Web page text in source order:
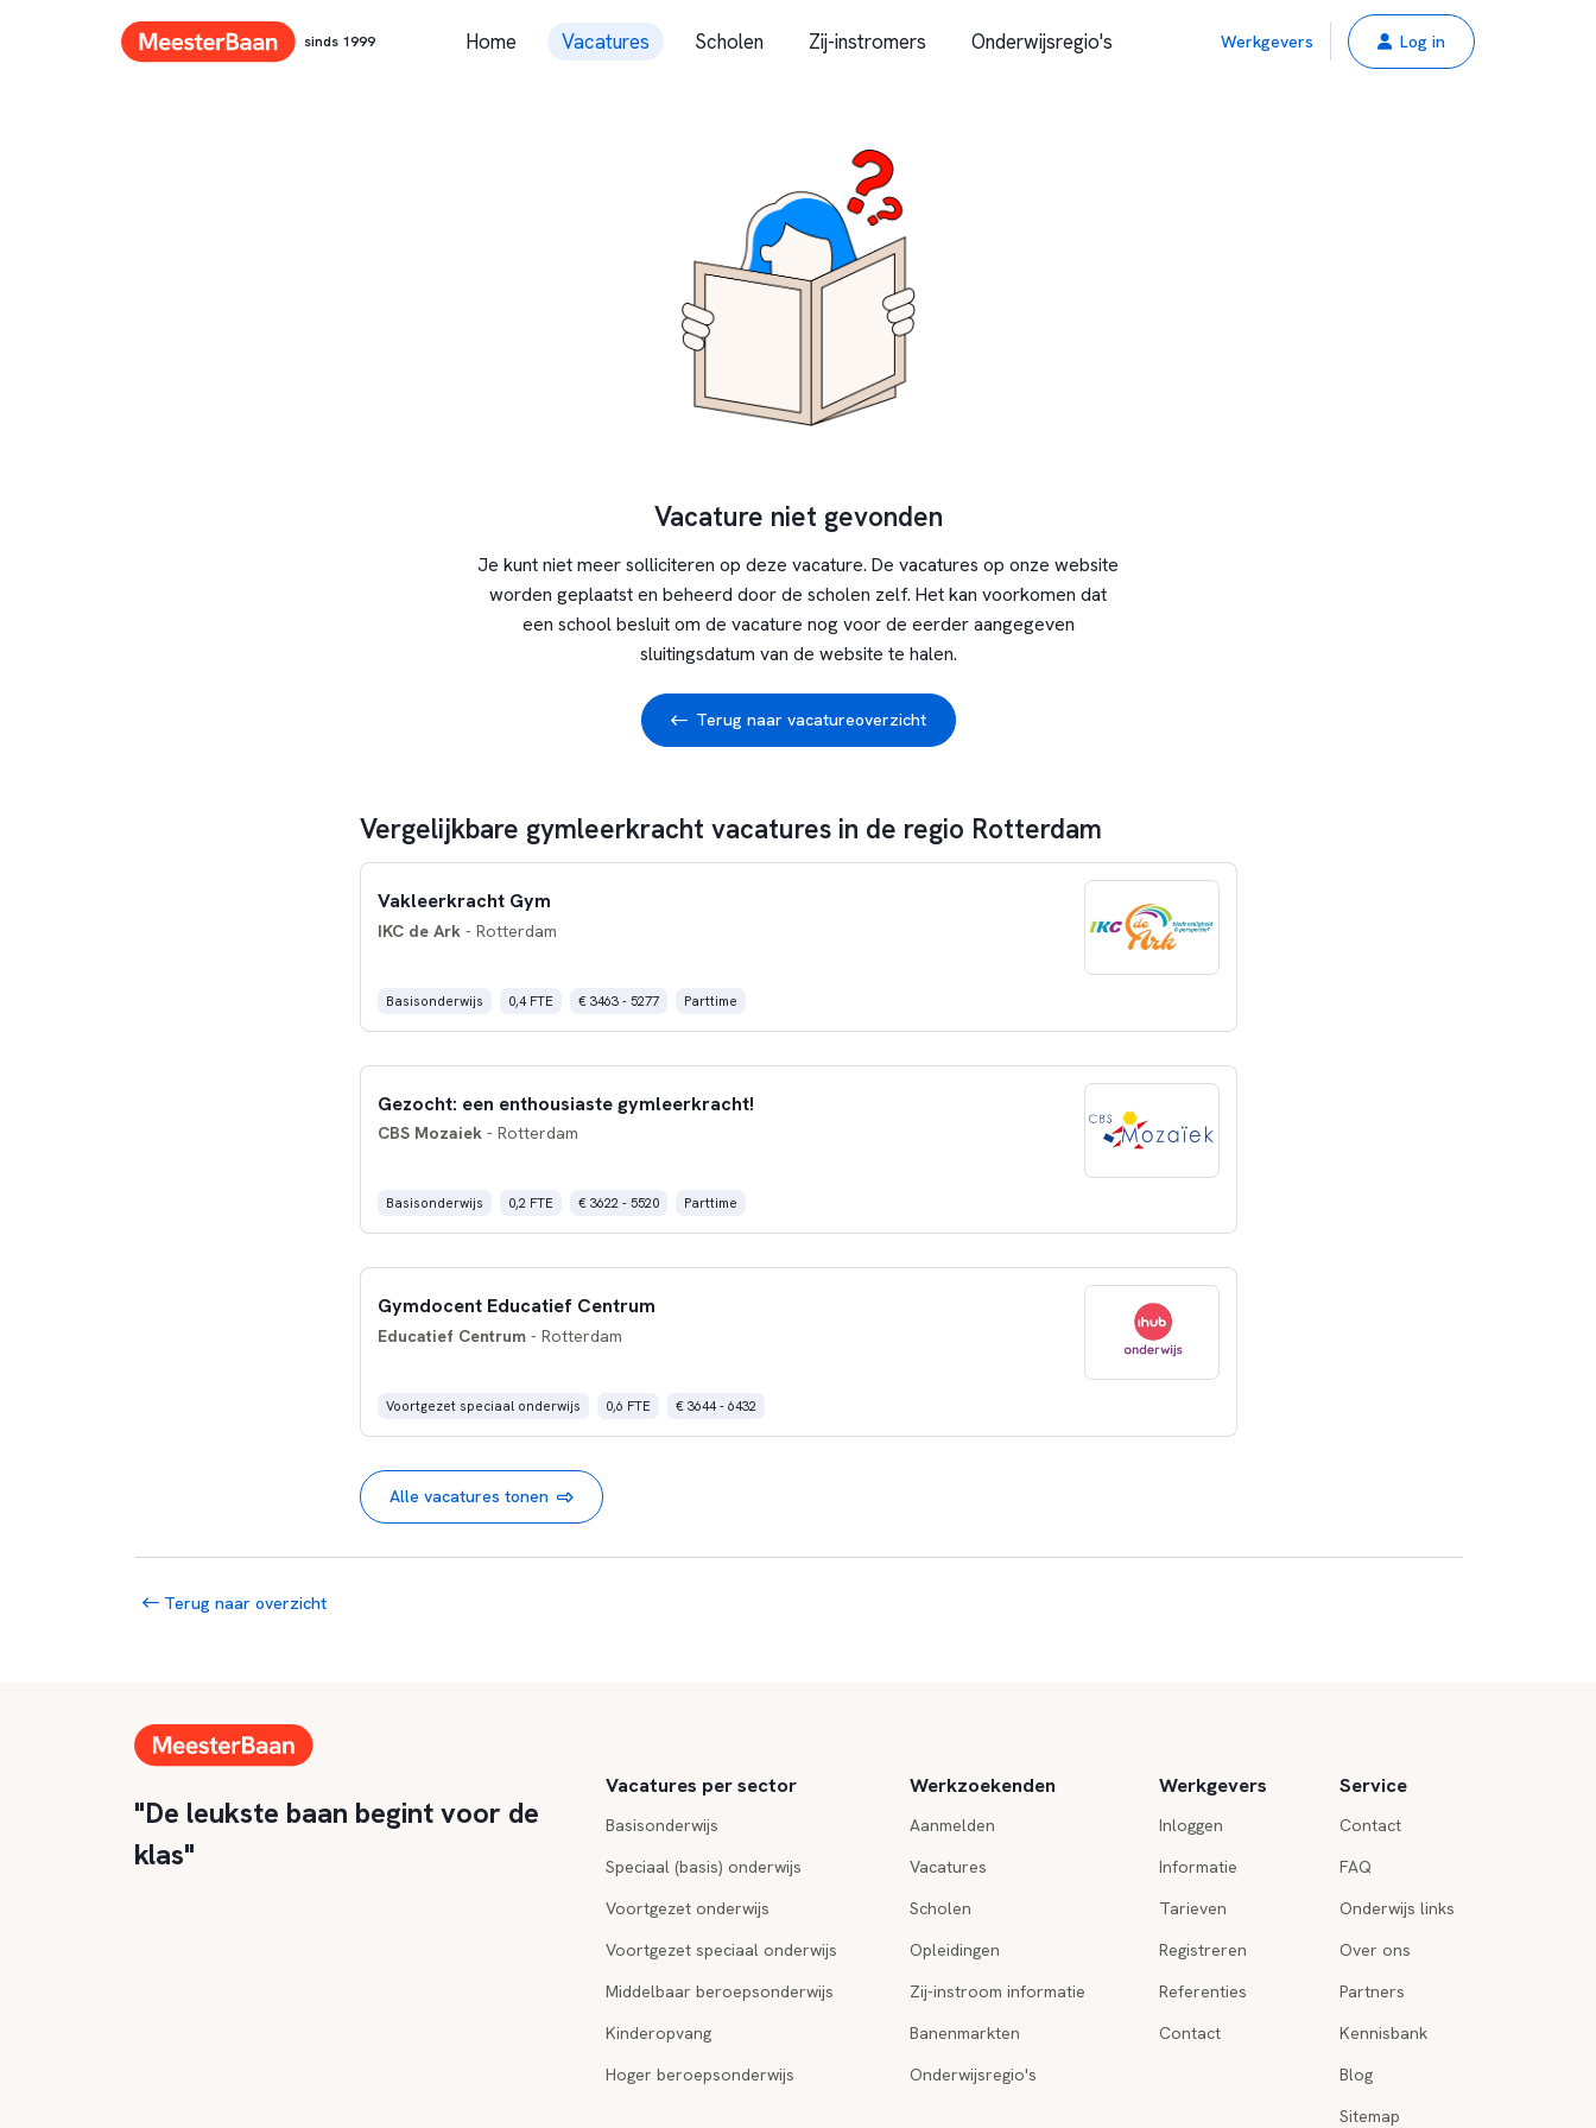
sinds 1999 Home Vacatures Scholen Zij-instromers Onderwijsregio's Werkgevers Log in
Vacature niet gevonden
Je kunt niet meer solliciteren op deze vacature. De vacatures op onze website
worden geplaatst en beheerd door de scholen zelf. Het kan voorkomen dat
een school besluit om de vacature nog voor de eerder aangegeven
sluitingsdatum van de website te halen.
Terug naar vacatureoverzicht
Vergelijkbare gymleerkracht vacatures in de regio Rotterdam
Vakleerkracht Gym
IKC de Ark - Rotterdam
Basisonderwijs 0,4 FTE € 3463 - 5277 Parttime
Gezocht: een enthousiaste gymleerkracht!
CBS Mozaiek- Rotterdam
Basisonderwijs 0,2 FTE € 3622 - 5520 Parttime
Gymdocent Educatief Centrum
Educatief Centrum- Rotterdam
Voortgezet speciaal onderwijs 0,6 FTE € 3644 - 6432
Alle vacatures tonen
Terug naar overzicht
"De leukste baan begint voor de
klas"
Vacatures per sector
Basisonderwijs
Speciaal (basis) onderwijs
Voortgezet onderwijs
Voortgezet speciaal onderwijs
Middelbaar beroepsonderwijs
Kinderopvang
Hoger beroepsonderwijs
Werkzoekenden
Aanmelden
Vacatures
Scholen
Opleidingen
Zij-instroom informatie
Banenmarkten
Onderwijsregio's
Werkgevers
Inloggen
Informatie
Tarieven
Registreren
Referenties
Contact
Service
Contact
FAQ
Onderwijs links
Over ons
Partners
Kennisbank
Blog
Sitemap